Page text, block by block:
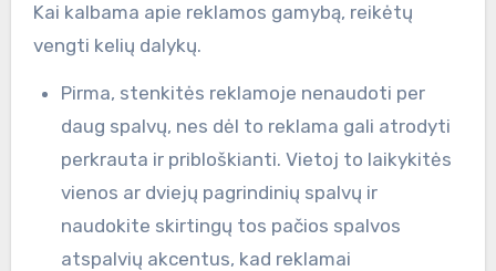
Kai kalbama apie reklamos gamybą, reikėtų
vengti kelių dalykų.
Pirma, stenkitės reklamoje nenaudoti per
daug spalvų, nes dėl to reklama gali atrodyti
perkrauta ir pribloškianti. Vietoj to laikykitės
vienos ar dviejų pagrindinių spalvų ir
naudokite skirtingų tos pačios spalvos
atspalvių akcentus, kad reklamai